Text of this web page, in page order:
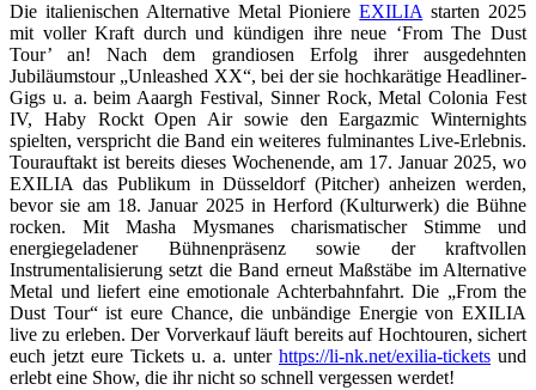
Die italienischen Alternative Metal PioniereEXILIAstarten 2025
mit voller Kraft durch und kündigen ihre neue ‘From The Dust
Tour’ an! Nach dem grandiosen Erfolg ihrer ausgedehnten
Jubiläumstour „Unleashed XX“, bei der sie hochkarätige Headliner-
Gigs u. a. beim Aaargh Festival, Sinner Rock, Metal Colonia Fest
IV, Haby Rockt Open Air sowie den Eargazmic Winternights
spielten, verspricht die Band ein weiteres fulminantes Live-Erlebnis.
Tourauftakt ist bereits dieses Wochenende, am 17. Januar 2025, wo
EXILIA das Publikum in Düsseldorf (Pitcher) anheizen werden,
bevor sie am 18. Januar 2025 in Herford (Kulturwerk) die Bühne
rocken. Mit Masha Mysmanes charismatischer Stimme und
energiegeladener Bühnenpräsenz sowie der kraftvollen
Instrumentalisierung setzt die Band erneut Maßstäbe im Alternative
Metal und liefert eine emotionale Achterbahnfahrt. Die „From the
Dust Tour“ ist eure Chance, die unbändige Energie von EXILIA
live zu erleben. Der Vorverkauf läuft bereits auf Hochtouren, sichert
euch jetzt eure Tickets u. a. unter https://li-nk.net/exilia-tickets und
erlebt eine Show, die ihr nicht so schnell vergessen werdet!